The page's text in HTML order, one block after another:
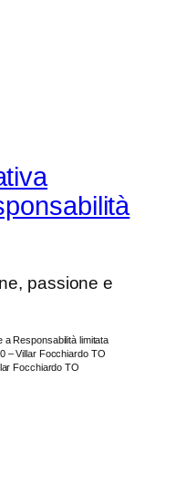
passione e
a Responsabilità limitata
– Villar Focchiardo TO
Focchiardo TO